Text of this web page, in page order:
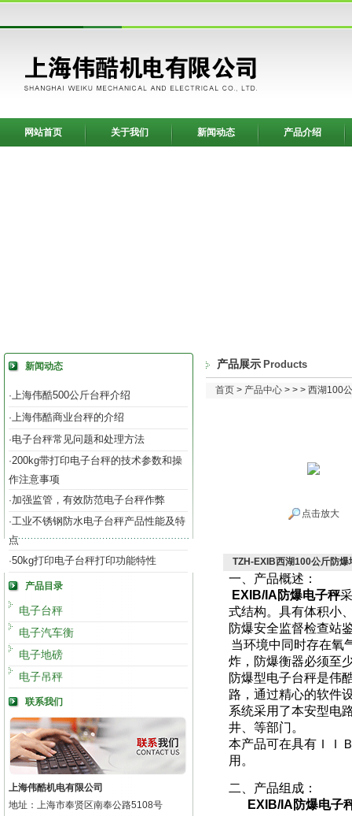
网站首页 关于我们 新闻动态 产品介绍
新闻动态
·上海伟酷500公斤台秤介绍
·上海伟酷商业台秤的介绍
·电子台秤常见问题和处理方法
·200kg带打印电子台秤的技术参数和操
作注意事项
·加强监管，有效防范电子台秤作弊
·工业不锈钢防水电子台秤产品性能及特
点
·50kg打印电子台秤打印功能特性
产品目录
电子台秤
电子汽车衡
电子地磅
电子吊秤
联系我们
上海伟酷机电有限公司
地址：上海市奉贤区南奉公路5108号
产品展示 Products
首页 > 产品中心 > > > 西湖100
点击放大
TZH-EXIB西湖100公斤防
一、产品概述：
EXIB/IA 防爆电子秤
式结构。具有体积小
防爆安全监督检查站
当环境中同时存在氧
炸，防爆衡器必须至
防爆型电子台秤是伟
路，通过精心的软件
系统采用了本安型电
井、等部门。
本产品可在具有ＩＩ
用。
二、产品组成：
EXIB/IA 防爆电子